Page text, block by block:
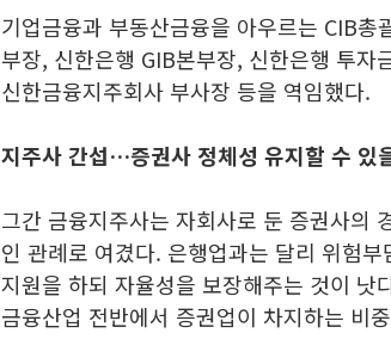
기업금융과 부동산금융을 아우르는 CIB
부장, 신한은행 GIB본부장, 신한은행 투자
신한금융지주회사 부사장 등을 역임했다.
지주사 간섭…증권사 정체성 유지할 수 있
그간 금융지주사는 자회사로 둔 증권사의
인 관례로 여겼다. 은행업과는 달리 위험
지원을 하되 자율성을 보장해주는 것이 낫
금융산업 전반에서 증권업이 차지하는 비